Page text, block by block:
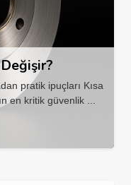
pratik ipuçları Kısa
en kritik güvenlik ...